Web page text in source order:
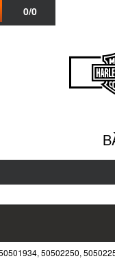
0/0
50502250,